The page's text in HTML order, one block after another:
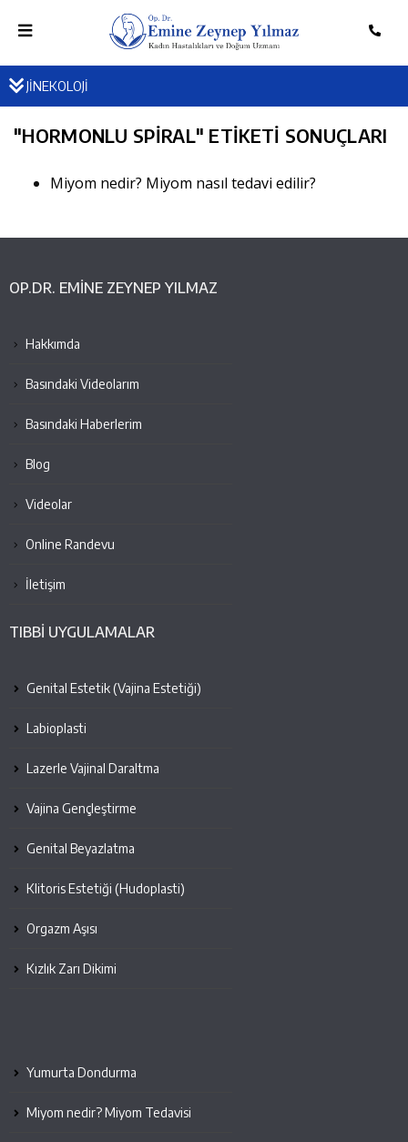
JİNEKOLOJİ
"HORMONLU SPIRAL" ETIKETI SONUÇLARI
Miyom nedir? Miyom nasıl tedavi edilir?
OP.DR. EMINE ZEYNEP YILMAZ
Hakkımda
Basındaki Videolarım
Basındaki Haberlerim
Blog
Videolar
Online Randevu
İletişim
TIBBİ UYGULAMALAR
Genital Estetik (Vajina Estetiği)
Labioplasti
Lazerle Vajinal Daraltma
Vajina Gençleştirme
Genital Beyazlatma
Klitoris Estetiği (Hudoplasti)
Orgazm Aşısı
Kızlık Zarı Dikimi
Yumurta Dondurma
Miyom nedir? Miyom Tedavisi